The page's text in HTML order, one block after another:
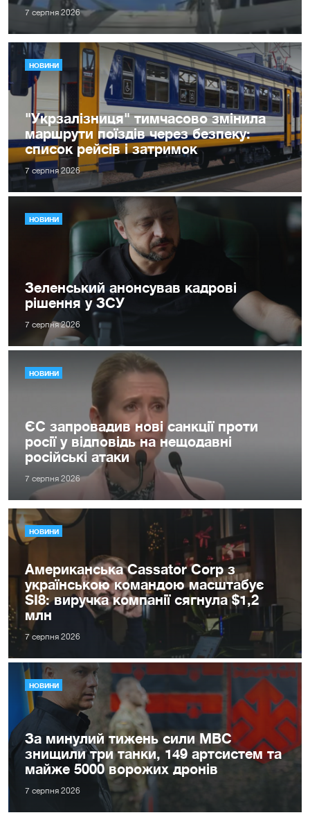
7 серпня 2026
НОВИНИ
"Укрзалізниця" тимчасово змінила
маршрути поїздів через безпеку:
список рейсів і затримок
7 серпня 2026
НОВИНИ
Зеленський анонсував кадрові
рішення у ЗСУ
7 серпня 2026
НОВИНИ
ЄС запровадив нові санкції проти
росії у відповідь на нещодавні
російські атаки
7 серпня 2026
НОВИНИ
Американська Cassator Corp з
українською командою масштабує
SI8: виручка компанії сягнула $1,2
млн
7 серпня 2026
НОВИНИ
За минулий тижень сили МВС
знищили три танки, 149 артсистем та
майже 5000 ворожих дронів
7 серпня 2026